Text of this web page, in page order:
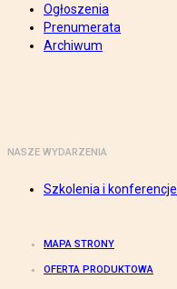
Ogłoszenia
Prenumerata
Archiwum
NASZE WYDARZENIA
Szkolenia i konferencje
MAPA STRONY
OFERTA PRODUKTOWA